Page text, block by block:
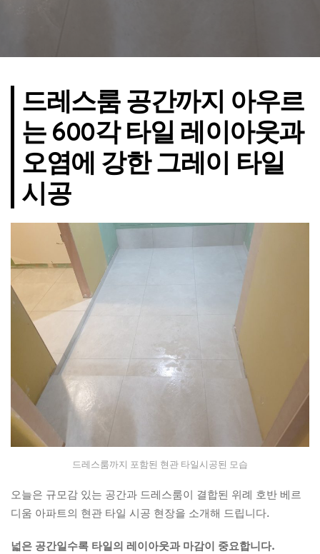
드레스룸 공간까지 아우르
는 600각 타일 레이아웃과
오염에 강한 그레이 타일
시공
드레스룸까지 포함된 현관 타일시공된 모습
오늘은 규모감 있는 공간과 드레스룸이 결합된 위례 호반 베르
디움 아파트의 현관 타일 시공 현장을 소개해 드립니다.
넓은 공간일수록 타일의 레이아웃과 마감이 중요합니다.